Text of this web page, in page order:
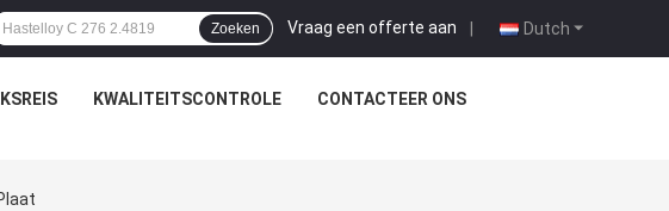
Dutch
Vraag een offerte aan |
Zoeken
KWALITEITSCONTROLE CONTACTEER ONS